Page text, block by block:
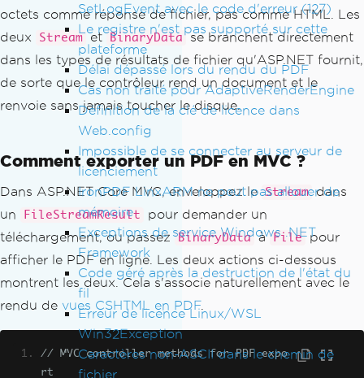
SetLogEvent avec le code d'erreur (127)
Le registre n'est pas supporté sur cette
plateforme
Délai dépassé lors du rendu du PDF
Cas non traité pour AdaptiveRenderEngine
Définition de la clé de licence dans
Web.config
Impossible de se connecter au serveur de
licenciement
IronPDF LinxARM ne peut pas allouer de
mémoire
Exceptions de service Windows .NET
Framework
Code géré après la destruction de l'état du
fil
Erreur de licence Linux/WSL
Win32Exception
Caractères non-ASCII dans le chemin de
fichier
octets comme réponse de fichier, pas comme HTML. Les
deux
Stream et BinaryData se branchent directement
dans les types de résultats de fichier qu'ASP.NET fournit,
de sorte que le contrôleur rend un document et le
renvoie sans jamais toucher le disque.
Comment exporter un PDF en MVC ?
Dans ASP.NET Core MVC, enveloppez le Stream dans
un
FileStreamResult
pour demander un
téléchargement, ou passez BinaryData à File pour
afficher le PDF en ligne. Les deux actions ci-dessous
montrent les deux. Cela s'associe naturellement avec le
rendu de vues CSHTML en PDF.
// MVC controller methods for PDF expo
rt